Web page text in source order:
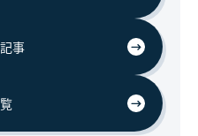
事